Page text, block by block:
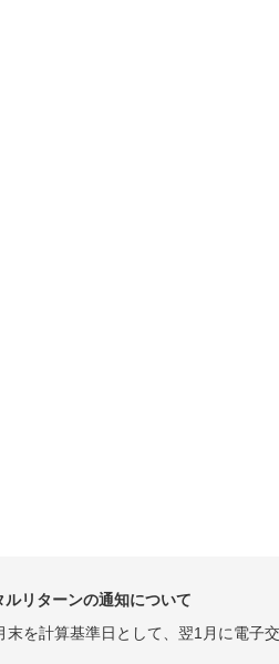
リターンの通知について
末を計算基準日として、翌1月に電子